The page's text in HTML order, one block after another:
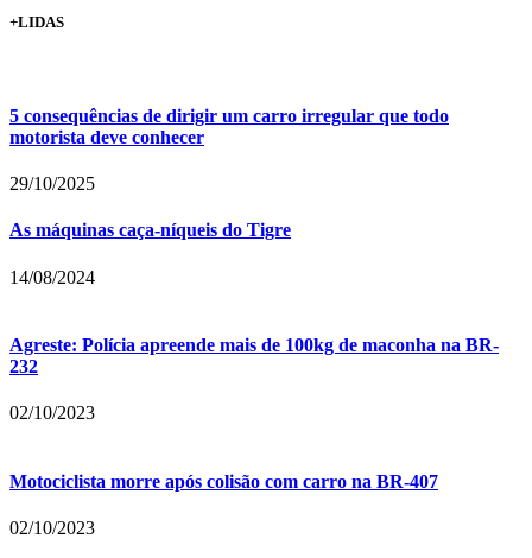
+LIDAS
5 consequências de dirigir um carro irregular que todo
motorista deve conhecer
29/10/2025
As máquinas caça-níqueis do Tigre
14/08/2024
Agreste: Polícia apreende mais de 100kg de maconha na BR-
232
02/10/2023
Motociclista morre após colisão com carro na BR-407
02/10/2023